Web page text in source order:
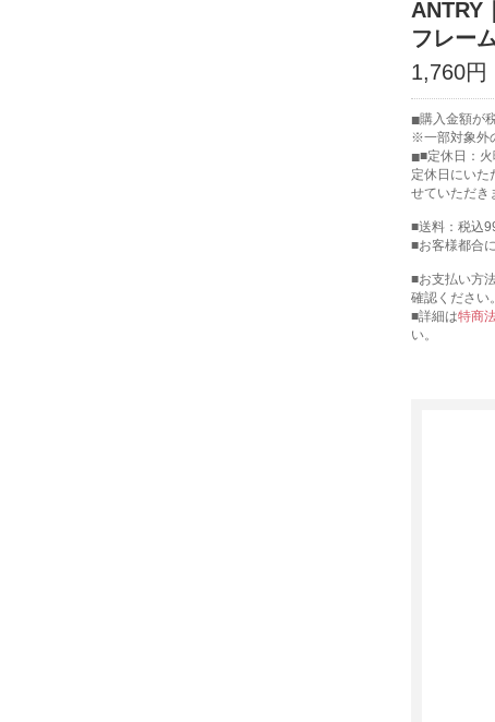
ANTRY
フレー
1,760円
購入金額が
※一部対象外
■定休日：
定休日にいた
せていただき
■送料：税込
■お客様都合
■お支払い方
確認ください。
■詳細は特商
い。